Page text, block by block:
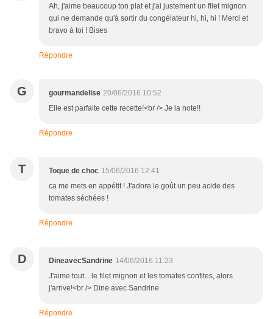
Ah, j'aime beaucoup ton plat et j'ai justement un filet mignon
qui ne demande qu'à sortir du congélateur hi, hi, hi ! Merci et
bravo à toi ! Bises
Répondre
G gourmandelise 20/06/2016 10:52
Elle est parfaite cette recette!<br /> Je la note!!
Répondre
T Toque de choc 15/06/2016 12:41
ca me mets en appétit ! J'adore le goût un peu acide des
tomates séchées !
Répondre
D DineavecSandrine 14/06/2016 11:23
J'aime tout... le filet mignon et les tomates confites, alors
j'arrive!<br /> Dine avec Sandrine
Répondre